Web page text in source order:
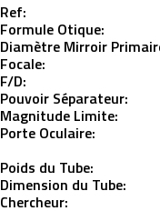
Ref:
Formule Otique:
Diamètre Mirroir
Focale:
F/D:
Pouvoir Séparateur:
Magnitude Limite:
Porte Oculaire:
Poids du Tube:
Dimension du Tube:
Chercheur: